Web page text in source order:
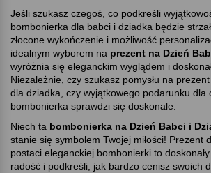
Jeśli szukasz czegoś, co podkreśli
bombonierka dla babci i dziadka będzie
złocone wykończenie i możliwość
idealnym wyborem na prezent na Dzień
wyróżnia się eleganckim wyglądem i
Niezależnie, czy szukasz pomysłu na
dla dziadka, czy wyjątkowego podarunku dla
bombonierka sprawdzi się doskonale.
Niech ta bombonierka na Dzień Babci i
stanie się symbolem Twojej miłości! Prezent
postaci eleganckiej bombonierki to
radość i podkreśli, jak bardzo cenisz swoich